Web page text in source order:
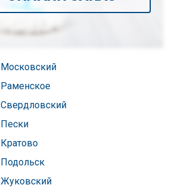
Московский
Раменское
Свердловский
Пески
Кратово
Подольск
Жуковский